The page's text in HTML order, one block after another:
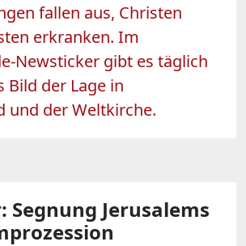
fallen aus, Christen
erkranken. Im
Newsticker gibt es täglich
Bild der Lage in
und der Weltkirche.
Segnung Jerusalems